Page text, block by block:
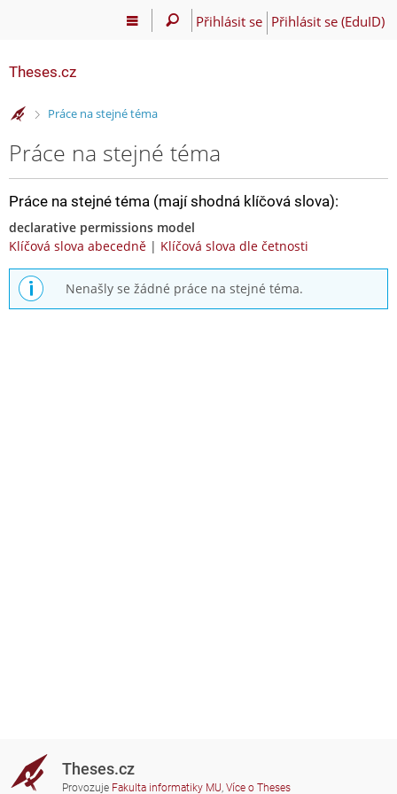
Přihlásit se Přihlásit se (EduID)
Theses.cz
>Práce na stejné téma
Práce na stejné téma
Práce na stejné téma (mají shodná klíčová slova):
declarative permissions model
Klíčová slova abecedně | Klíčová slova dle četnosti
Nenašly se žádné práce na stejné téma.
Theses.cz
Provozuje Fakulta informatiky MU, Více o Theses